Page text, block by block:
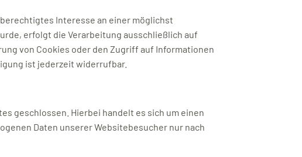
berechtigtes Interesse an einer möglichst
erfolgt die Verarbeitung ausschließlich auf
von Cookies oder den Zugriff auf Informationen
ist jederzeit widerrufbar.
geschlossen. Hierbei handelt es sich um einen
Daten unserer Websitebesucher nur nach